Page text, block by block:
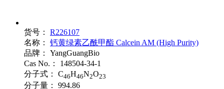
货号：
R226107
名称：
钙黄绿素乙酰甲酯 Calcein AM (High Purity)
品牌：
YangGuangBio
Cas No.：
148504-34-1
分子式：
C46H46N2O23
分子量：
994.86